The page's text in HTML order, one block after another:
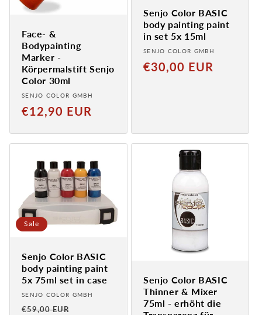
Face- &
Bodypainting
Marker -
Körpermalstift Senjo
Color 30ml
Provider:
SENJO COLOR GMBH
Normal
€12,90 EUR
Senjo Color BASIC
body painting paint
in set 5x 15ml
Provider:
SENJO COLOR GMBH
Normal
€30,00 EUR
Sale
Senjo Color BASIC
body painting paint
5x 75ml set in case
Provider:
SENJO COLOR GMBH
Normaler
€59,00 EUR
Senjo Color BASIC
Thinner & Mixer
75ml - erhöht die